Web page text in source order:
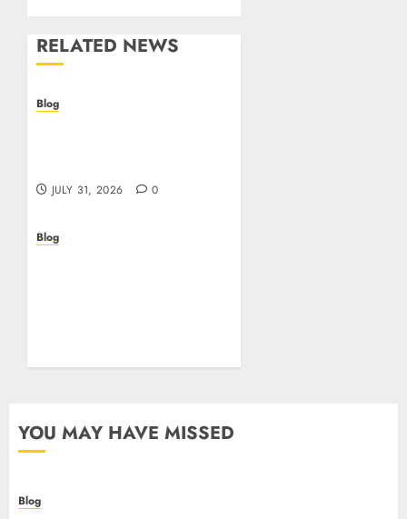
RELATED NEWS
Blog
JULY 31, 2026 0
Blog
JULY 26, 2026 0
YOU MAY HAVE MISSED
Blog